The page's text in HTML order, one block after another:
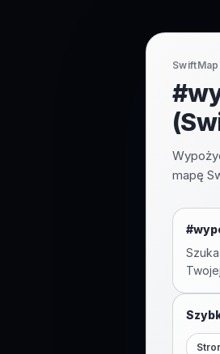
SwiftMap
mapę
#